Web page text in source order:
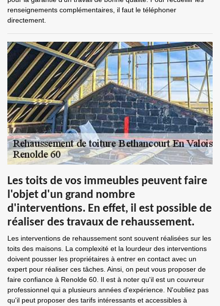
renseignements complémentaires, il faut le téléphoner
directement.
Les toits de vos immeubles peuvent faire
l'objet d'un grand nombre
d'interventions. En effet, il est possible de
réaliser des travaux de rehaussement.
Les interventions de rehaussement sont souvent réalisées sur les
toits des maisons. La complexité et la lourdeur des interventions
doivent pousser les propriétaires à entrer en contact avec un
expert pour réaliser ces tâches. Ainsi, on peut vous proposer de
faire confiance à Renolde 60. Il est à noter qu'il est un couvreur
professionnel qui a plusieurs années d'expérience. N'oubliez pas
qu'il peut proposer des tarifs intéressants et accessibles à